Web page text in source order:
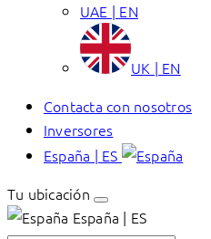
UAE | EN
UK | EN
Contacta con nosotros
Inversores
España | ES
Tu ubicación
España | ES